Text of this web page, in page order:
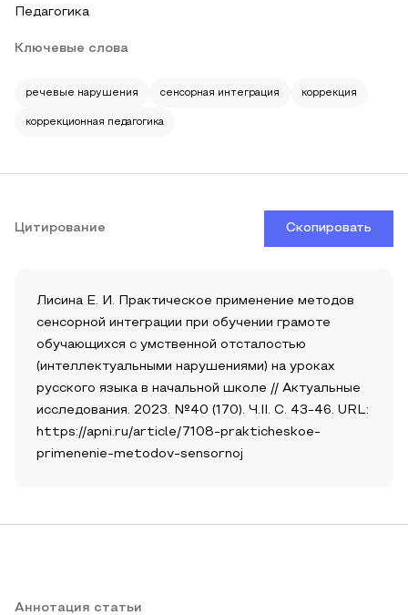
Педагогика
Ключевые слова
речевые нарушения сенсорная интеграция коррекция
коррекционная педагогика
Цитирование Скопировать
Лисина Е. И. Практическое применение методов
сенсорной интеграции при обучении грамоте
обучающихся с умственной отсталостью
(интеллектуальными нарушениями) на уроках
русского языка в начальной школе // Актуальные
исследования. 2023. №40 (170). Ч.II. С. 43-46. URL:
https://apni.ru/article/7108-prakticheskoe-
primenenie-metodov-sensornoj
Аннотация статьи